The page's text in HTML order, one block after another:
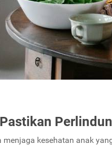
menjaga kesehatan anak